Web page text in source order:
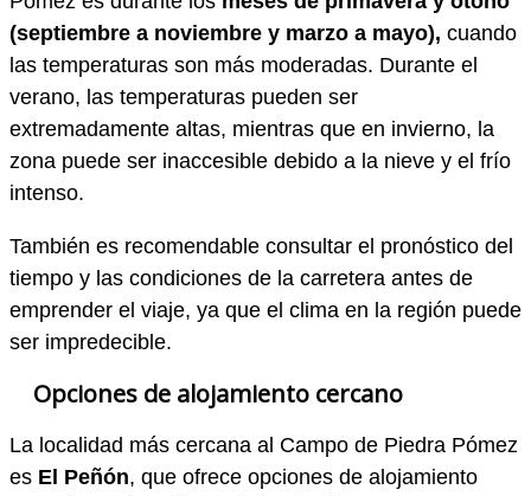
(septiembre a noviembre y marzo a mayo), cuando
las temperaturas son más moderadas. Durante el
verano, las temperaturas pueden ser
extremadamente altas, mientras que en invierno, la
zona puede ser inaccesible debido a la nieve y el frío
intenso.
También es recomendable consultar el pronóstico del
tiempo y las condiciones de la carretera antes de
emprender el viaje, ya que el clima en la región puede
ser impredecible.
Opciones de alojamiento cercano
La localidad más cercana al Campo de Piedra Pómez
es El Peñón, que ofrece opciones de alojamiento